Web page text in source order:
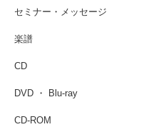
セミナー・メッセージ
楽譜
CD
DVD ・ Blu-ray
CD-ROM